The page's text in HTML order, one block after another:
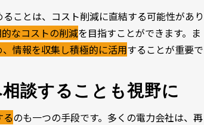
ことは、コスト削減に直結する可能性があり
なコストの削減を目指すことができます。ま
情報を収集し積極的に活用することが重要で
談することも視野に
るのも一つの手段です。多くの電力会社は、再